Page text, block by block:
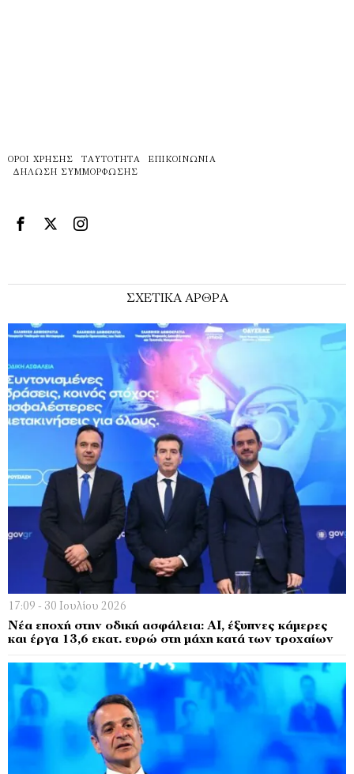
ΌΡΟΙ ΧΡΉΣΗΣ ΤΑΥΤΌΤΗΤΑ
ΕΠΙΚΟΙΝΩΝΊΑ
ΔΉΛΩΣΗ ΣΥΜΜΌΡΦΩΣΗΣ
ΣΧΕΤΙΚΑ ΑΡΘΡΑ
17:09 - 30 Ιουλίου 2026
Νέα εποχή στην οδική ασφάλεια: AI, έξυπνες κάμερες
και έργα 13,6 εκατ. ευρώ στη μάχη κατά των τροχαίων